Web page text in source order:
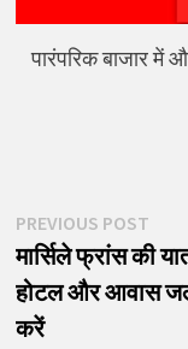
पारंपरिक बाजार में
पोस्ट
नेविगेशन
PREVIOUS POST
मार्सिले फ्रांस की
होटल और आवास
करें